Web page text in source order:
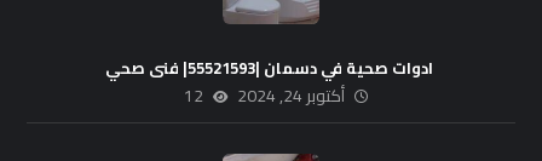
ادوات صحية في دسمان |55521593| فنى صحي
أكتوبر 24, 2024 12